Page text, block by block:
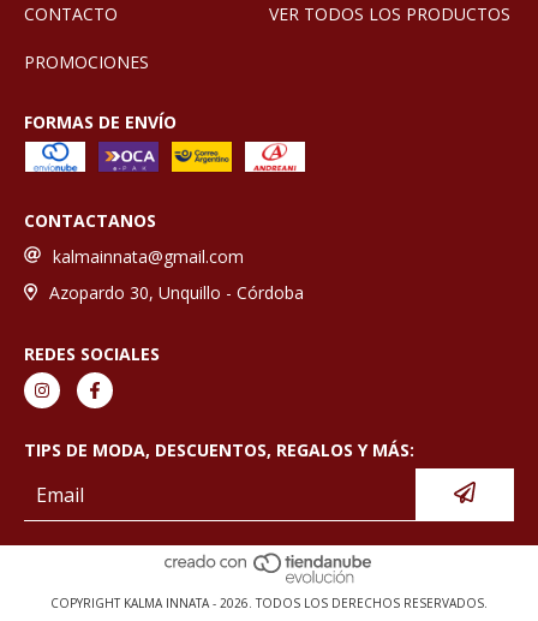
CONTACTO
VER TODOS LOS PRODUCTOS
PROMOCIONES
FORMAS DE ENVÍO
CONTACTANOS
kalmainnata@gmail.com
Azopardo 30, Unquillo - Córdoba
REDES SOCIALES
TIPS DE MODA, DESCUENTOS, REGALOS Y MÁS:
COPYRIGHT KALMA INNATA - 2026. TODOS LOS DERECHOS RESERVADOS.